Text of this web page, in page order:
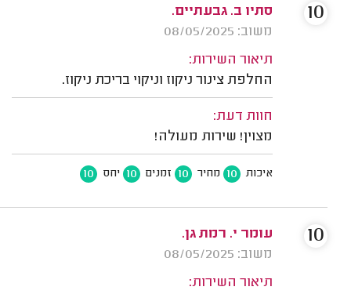
סתיו ב. גבעתיים.
משוב: 08/05/2025
תיאור השירות:
החלפת צינור ניקוז וניקוי בריכת ניקוז.
חוות דעת:
מצוין! שירות מעולה!
איכות 10 מחיר 10 זמנים 10 יחס 10
10
עומר י. רמת גן.
משוב: 08/05/2025
תיאור השירות:
10